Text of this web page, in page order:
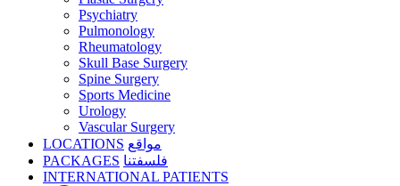
Psychiatry
Pulmonology
Rheumatology
Skull Base Surgery
Spine Surgery
Sports Medicine
Urology
Vascular Surgery
LOCATIONS مواقع
PACKAGES فلسفتنا
INTERNATIONAL PATIENTS